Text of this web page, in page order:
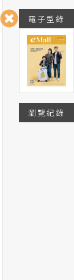
電子型錄
瀏覽紀錄